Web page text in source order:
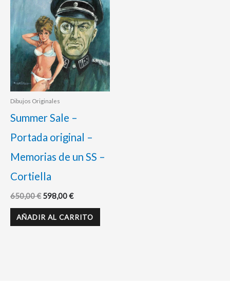
Dibujos Originales
Summer Sale –
Portada original –
Memorias de un SS –
Cortiella
650,00€ 598,00€
AÑADIR AL CARRITO